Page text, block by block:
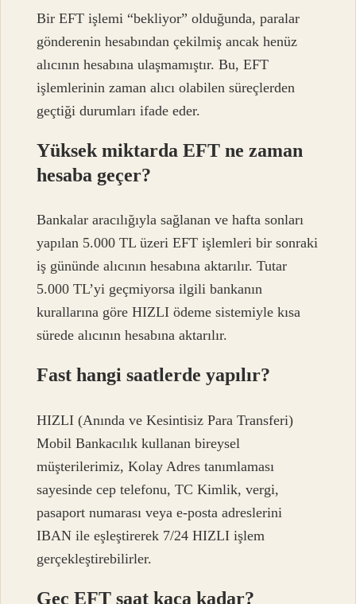
Bir EFT işlemi “bekliyor” olduğunda, paralar
gönderenin hesabından çekilmiş ancak henüz
alıcının hesabına ulaşmamıştır. Bu, EFT
işlemlerinin zaman alıcı olabilen süreçlerden
geçtiği durumları ifade eder.
Yüksek miktarda EFT ne zaman
hesaba geçer?
Bankalar aracılığıyla sağlanan ve hafta sonları
yapılan 5.000 TL üzeri EFT işlemleri bir sonraki
iş gününde alıcının hesabına aktarılır. Tutar
5.000 TL’yi geçmiyorsa ilgili bankanın
kurallarına göre HIZLI ödeme sistemiyle kısa
sürede alıcının hesabına aktarılır.
Fast hangi saatlerde yapılır?
HIZLI (Anında ve Kesintisiz Para Transferi)
Mobil Bankacılık kullanan bireysel
müşterilerimiz, Kolay Adres tanımlaması
sayesinde cep telefonu, TC Kimlik, vergi,
pasaport numarası veya e-posta adreslerini
IBAN ile eşleştirerek 7/24 HIZLI işlem
gerçekleştirebilirler.
Geç EFT saat kaça kadar?